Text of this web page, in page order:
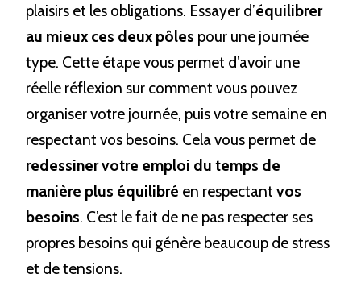
plaisirs et les obligations. Essayer d’équilibrer
au mieux ces deux pôles pour une journée
type. Cette étape vous permet d’avoir une
réelle réflexion sur comment vous pouvez
organiser votre journée, puis votre semaine en
redessiner votre emploi du temps de
manière plus équilibré en respectant vos
besoins. C’est le fait de ne pas respecter ses
propres besoins qui génère beaucoup de stress
et de tensions.